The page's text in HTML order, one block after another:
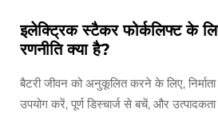
इलेक्ट्रिक स्टैकर फोर्कलिफ्ट के
रणनीति क्या है?
बैटरी जीवन को अनुकूलित करने के लिए, निर्माता
उपयोग करें, पूर्ण डिस्चार्ज से बचें, और